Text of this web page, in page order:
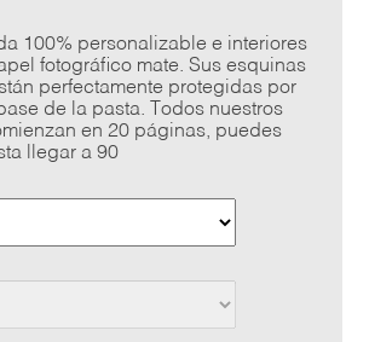
100% personalizable e interiores
fotográfico mate. Sus esquinas
perfectamente protegidas por
de la pasta. Todos nuestros
en 20 páginas, puedes
llegar a 90